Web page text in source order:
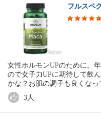
フルスペ
女性ホルモンUPのために。
ので女子力UPに期待して飲
かな？お肌の調子も良くなっ
3 人